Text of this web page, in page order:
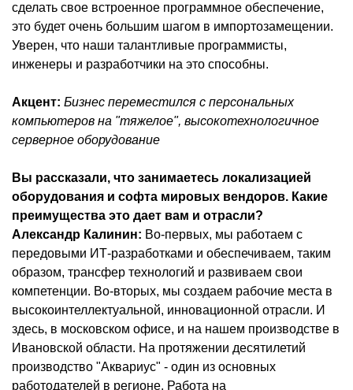
сделать свое встроенное программное обеспечение,
это будет очень большим шагом в импортозамещении.
Уверен, что наши талантливые программисты,
инженеры и разработчики на это способны.
Акцент: Бизнес переместился с персональных
компьютеров на "тяжелое", высокотехнологичное
серверное оборудование
Вы рассказали, что занимаетесь локализацией
оборудования и софта мировых вендоров. Какие
преимущества это дает вам и отрасли?
Александр Калинин: Во-первых, мы работаем с
передовыми ИТ-разработками и обеспечиваем, таким
образом, трансфер технологий и развиваем свои
компетенции. Во-вторых, мы создаем рабочие места в
высокоинтеллектуальной, инновационной отрасли. И
здесь, в московском офисе, и на нашем производстве в
Ивановской области. На протяжении десятилетий
производство "Аквариус" - один из основных
работодателей в регионе. Работа на